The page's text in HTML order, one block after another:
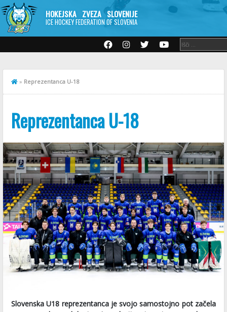
HOKEJSKA ZVEZA SLOVENIJE
ICE HOCKEY FEDERATION OF SLOVENIA
» Reprezentanca U-18
Reprezentanca U-18
Slovenska U18 reprezentanca je svojo samostojno pot začela